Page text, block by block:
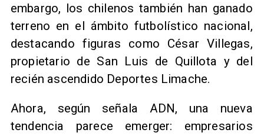
embargo, los chilenos también han ganado
terreno en el ámbito futbolístico nacional,
destacando figuras como César Villegas,
propietario de San Luis de Quillota y del
recién ascendido Deportes Limache.
Ahora, según señala ADN, una nueva
tendencia parece emerger: empresarios